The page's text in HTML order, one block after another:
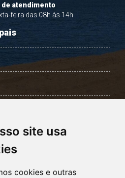
site usa
cookies e outras
de atendimento
feira das 08h às 14h
e Meio Ambiente
Econômico